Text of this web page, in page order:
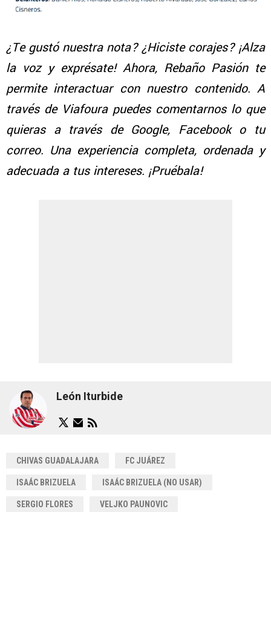
¿Te gustó nuestra nota? ¿Hiciste corajes? ¡Alza
la voz y exprésate! Ahora, Rebaño Pasión te
permite interactuar con nuestro contenido. A
través de Viafoura puedes comentarnos lo que
quieras a través de Google, Facebook o tu
correo. Una experiencia completa, ordenada y
adecuada a tus intereses. ¡Pruébala!
León Iturbide
CHIVAS GUADALAJARA FC JUÁREZ
ISAÁC BRIZUELA ISAÁC BRIZUELA (NO USAR)
SERGIO FLORES VELJKO PAUNOVIC